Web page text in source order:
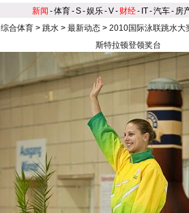
新闻 -体育-S-娱乐-V- 财经- IT-汽车- 房
综合体育 > 跳水 > 最新动态 > 2010国际泳联跳水大
斯特拉顿登领奖台